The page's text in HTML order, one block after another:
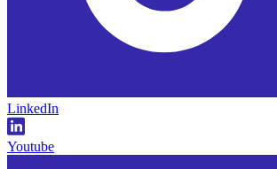
LinkedIn
Youtube